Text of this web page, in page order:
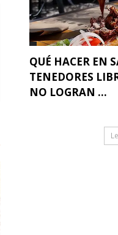
QUÉ HACER EN
TENEDORES
NO LOGRAN ...